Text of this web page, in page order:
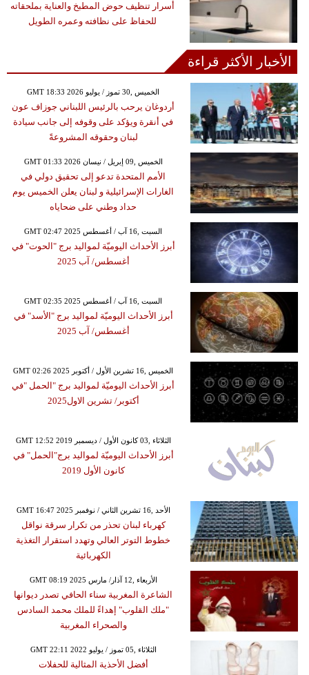
أسرار تنظيف حوض المطبخ والعناية بملحقاته
للحفاظ على نظافته وعمره الطويل
الأخبار الأكثر قراءة
GMT 18:33 2026 الخميس ,30 تموز / يوليو
أردوغان يرحب بالرئيس اللبناني جوزاف عون
في أنقرة ويؤكد على وقوفه إلى جانب سيادة
لبنان وحقوقه المشروعةً
GMT 01:33 2026 الخميس ,09 إبريل / نيسان
الأمم المتحدة تدعو إلى تحقيق دولي في
الغارات الإسرائيلية و لبنان يعلن الخميس يوم
حداد وطني على ضحاياه
GMT 02:47 2025 السبت ,16 آب / أغسطس
أبرز الأحداث اليوميّة لمواليد برج "الحوت" في
أغسطس/ آب 2025
GMT 02:35 2025 السبت ,16 آب / أغسطس
أبرز الأحداث اليوميّة لمواليد برج "الأسد" في
أغسطس/ آب 2025
GMT 02:26 2025 الخميس ,16 تشرين الأول / أكتوبر
أبرز الأحداث اليوميّة لمواليد برج "الحمل "في
أكتوبر/ تشرين الاول2025
GMT 12:52 2019 الثلاثاء ,03 كانون الأول / ديسمبر
أبرز الأحداث اليوميّة لمواليد برج"الحمل" في
كانون الأول 2019
GMT 16:47 2025 الأحد ,16 تشرين الثاني / نوفمبر
كهرباء لبنان تحذر من تكرار سرقة نواقل
خطوط التوتر العالي وتهدد استقرار التغذية
الكهربائية
GMT 08:19 2025 الأربعاء ,12 آذار/ مارس
الشاعرة المغربية سناء الحافي تصدر ديوانها
"ملك القلوب" إهداءً للملك محمد السادس
والصحراء المغربية
GMT 22:11 2022 الثلاثاء ,05 تموز / يوليو
أفضل الأحذية المثالية للحفلات